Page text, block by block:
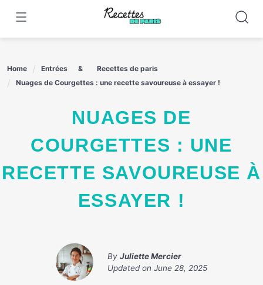
content
Home Entrées
Recettes de paris
Nuages de Courgettes : une recette savoureuse à essayer !
NUAGES DE
COURGETTES : UNE
RECETTE SAVOUREUSE À
ESSAYER !
By Juliette Mercier
Updated on June 28, 2025